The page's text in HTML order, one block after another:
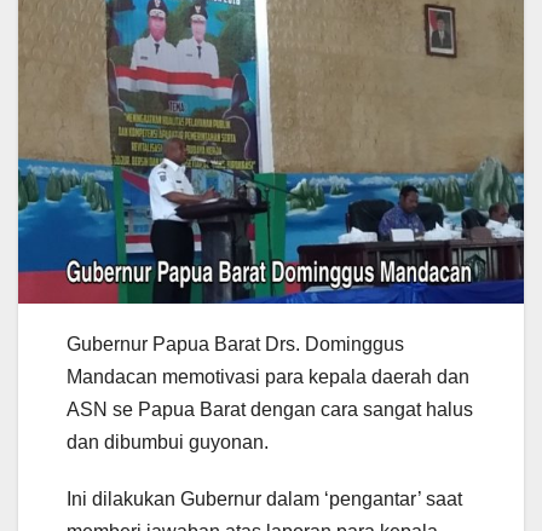
Gubernur Papua Barat Drs. Dominggus
Mandacan memotivasi para kepala daerah dan
ASN se Papua Barat dengan cara sangat halus
dan dibumbui guyonan.
Ini dilakukan Gubernur dalam ‘pengantar’ saat